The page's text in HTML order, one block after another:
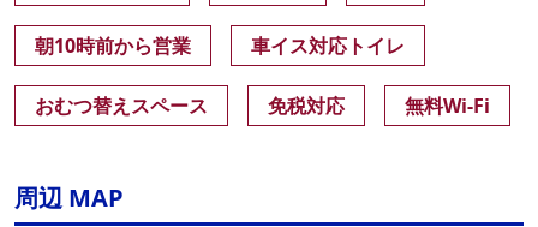
朝10時前から営業 車イス対応トイレ
おむつ替えスペース 免税対応 無料Wi-Fi
周辺 MAP